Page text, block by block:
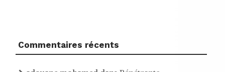
Commentaires récents